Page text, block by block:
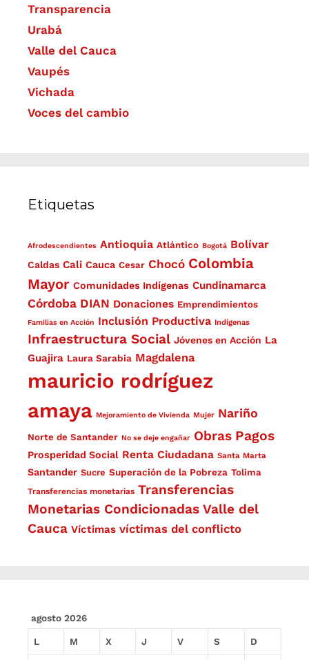
Transparencia
Urabá
Valle del Cauca
Vaupés
Vichada
Voces del cambio
Etiquetas
Afrodescendientes Antioquia Atlántico Bogotá Bolívar
Caldas Cali Cauca Cesar Chocó Colombia
Mayor Comunidades Indígenas Cundinamarca
Córdoba DIAN Donaciones Emprendimientos
Familias en Acción Inclusión Productiva Indígenas
Infraestructura Social Jóvenes en Acción La
Guajira Laura Sarabia Magdalena
mauricio rodríguez
amaya Mejoramiento de Vivienda Mujer Nariño
Norte de Santander No se deje engañar Obras Pagos
Prosperidad Social Renta Ciudadana Santa Marta
Santander Sucre Superación de la Pobreza Tolima
Transferencias monetarias Transferencias
Monetarias Condicionadas Valle del
Cauca Víctimas víctimas del conflicto
agosto 2026
L M X J V S D